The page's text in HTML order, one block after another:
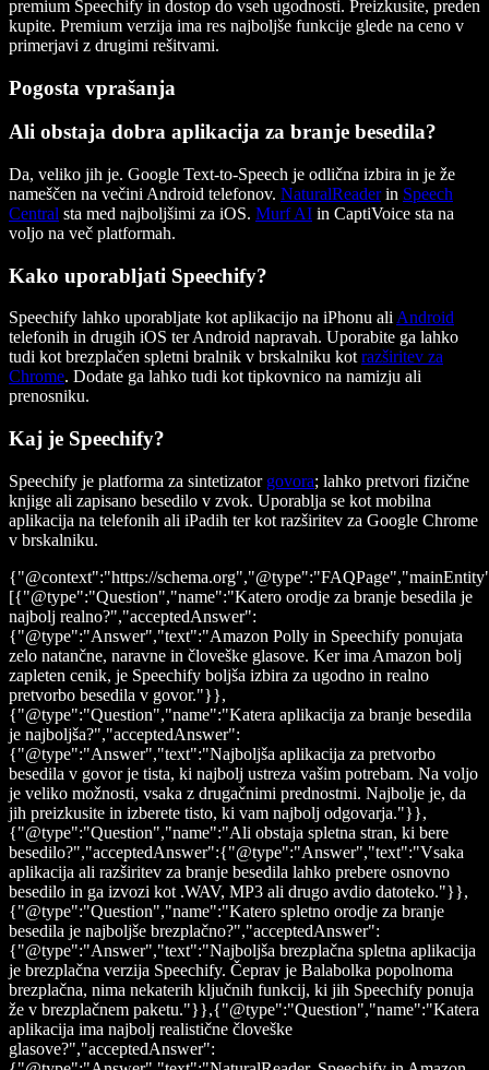
premium Speechify in dostop do vseh ugodnosti. Preizkusite, preden
kupite. Premium verzija ima res najboljše funkcije glede na ceno v
primerjavi z drugimi rešitvami.
Pogosta vprašanja
Ali obstaja dobra aplikacija za branje besedila?
Da, veliko jih je. Google Text-to-Speech je odlična izbira in je že
nameščen na večini Android telefonov. NaturalReaderin Speech
Central sta med najboljšimi za iOS. Murf AI in CaptiVoice sta na
voljo na več platformah.
Kako uporabljati Speechify?
Speechify lahko uporabljate kot aplikacijo na iPhonu aliAndroid
telefonih in drugih iOS ter Android napravah. Uporabite ga lahko
tudi kot brezplačen spletni bralnik v brskalniku kotrazširitev za
Chrome. Dodate ga lahko tudi kot tipkovnico na namizju ali
prenosniku.
Kaj je Speechify?
Speechify je platforma za sintetizator govora; lahko pretvori fizične
knjige ali zapisano besedilo v zvok. Uporablja se kot mobilna
aplikacija na telefonih ali iPadih ter kot razširitev za Google Chrome
v brskalniku.
{"@context":"https://
[{"@type":"Question","name":"Katero orodje za branje besedila je
najbolj realno?","acceptedAnswer":
{"@type":"Answer","text":"Amazon Polly in Speechify ponujata
zelo natančne, naravne in človeške glasove. Ker ima Amazon bolj
zapleten cenik, je Speechify boljša izbira za ugodno in realno
pretvorbo besedila v govor."}},
{"@type":"Question","name":"Katera aplikacija za branje besedila
je najboljša?","acceptedAnswer":
{"@type":"Answer","text":"Najboljša aplikacija za pretvorbo
besedila v govor je tista, ki najbolj ustreza vašim potrebam. Na voljo
je veliko možnosti, vsaka z drugačnimi prednostmi. Najbolje je, da
jih preizkusite in izberete tisto, ki vam najbolj odgovarja."}},
{"@type":"Question","name":"Ali obstaja spletna stran, ki bere
besedilo?","acceptedAnswer":{"@type":"Answer","text":"Vsaka
aplikacija ali razširitev za branje besedila lahko prebere osnovno
besedilo in ga izvozi kot .WAV, MP3 ali drugo avdio datoteko."}},
{"@type":"Question","name":"Katero spletno orodje za branje
besedila je najboljše brezplačno?","acceptedAnswer":
{"@type":"Answer","text":"Najboljša brezplačna spletna aplikacija
je brezplačna verzija Speechify. Čeprav je Balabolka popolnoma
brezplačna, nima nekaterih ključnih funkcij, ki jih Speechify ponuja
že v brezplačnem paketu."}},{"@type":"Question","name":"Katera
aplikacija ima najbolj realistične človeške
glasove?","acceptedAnswer":